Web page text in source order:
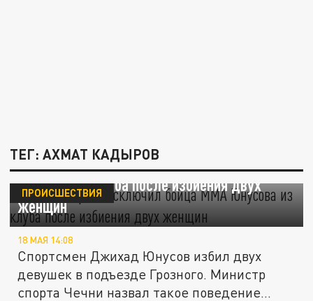
ТЕГ: АХМАТ КАДЫРОВ
Сын Кадырова исключил бойца ММА
Юнусова из клуба после избиения двух
женщин
ПРОИСШЕСТВИЯ
18 МАЯ 14:08
Спортсмен Джихад Юнусов избил двух
девушек в подъезде Грозного. Министр
спорта Чечни назвал такое поведение...